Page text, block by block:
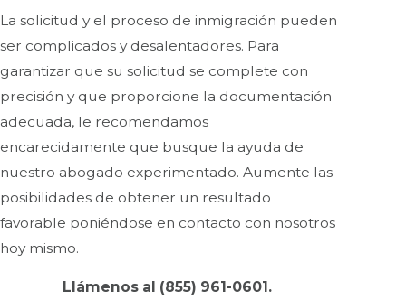
La solicitud y el proceso de inmigración pueden
ser complicados y desalentadores. Para
garantizar que su solicitud se complete con
precisión y que proporcione la documentación
adecuada, le recomendamos
encarecidamente que busque la ayuda de
nuestro abogado experimentado. Aumente las
posibilidades de obtener un resultado
favorable poniéndose en contacto con nosotros
hoy mismo.
Llámenos al (855) 961-0601 .